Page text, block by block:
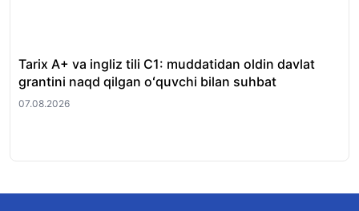
Tarix A+ va ingliz tili C1: muddatidan oldin davlat
grantini naqd qilgan oʻquvchi bilan suhbat
07.08.2026